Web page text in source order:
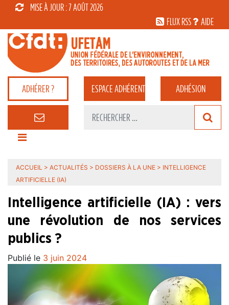
MISE À JOUR : 7 AOÛT 2026
FLUX RSS
AIDE
ADHÉRER ? ESPACEADHÉRENT ADHÉSION
ACCUEIL > ACTUALITÉS > DOSSIERS À LA UNE > INTELLIGENCE
ARTIFICIELLE (IA)
Intelligence artificielle (IA) : vers
une révolution de nos services
publics ?
Publié le 3 juin 2024